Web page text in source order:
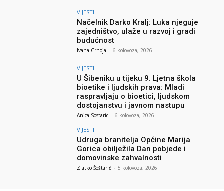
VIJESTI
Načelnik Darko Kralj: Luka njeguje
zajedništvo, ulaže u razvoj i gradi
budućnost
Ivana Crnoja - 6 kolovoza, 2026
VIJESTI
U Šibeniku u tijeku 9. Ljetna škola
bioetike i ljudskih prava: Mladi
raspravljaju o bioetici, ljudskom
dostojanstvu i javnom nastupu
Anica Sostaric - 6 kolovoza, 2026
VIJESTI
Udruga branitelja Općine Marija
Gorica obilježila Dan pobjede i
domovinske zahvalnosti
Zlatko Šoštarić - 5 kolovoza, 2026